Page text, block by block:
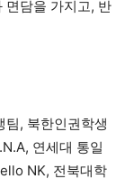
면담을 가지고, 반
팀, 북한인권학생
연세대 통일
NK, 전북대학